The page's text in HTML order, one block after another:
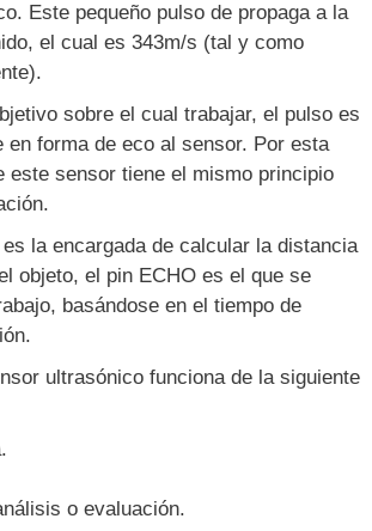
Este pequeño pulso de propaga a la
el cual es 343m/s (tal y como
sobre el cual trabajar, el pulso es
en forma de eco al sensor. Por esta
este sensor tiene el mismo principio
la encargada de calcular la distancia
objeto, el pin ECHO es el que se
basándose en el tiempo de
ultrasónico funciona de la siguiente
o evaluación.